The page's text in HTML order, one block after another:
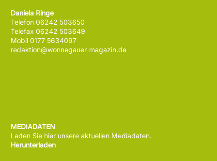
Daniela Ringe
Telefon 06242 503650
Telefax 06242 503649
Mobil 0177 5634097
redaktion@wonnegauer-magazin.de
MEDIADATEN
Laden Sie hier unsere aktuellen Mediadaten.
Herunterladen